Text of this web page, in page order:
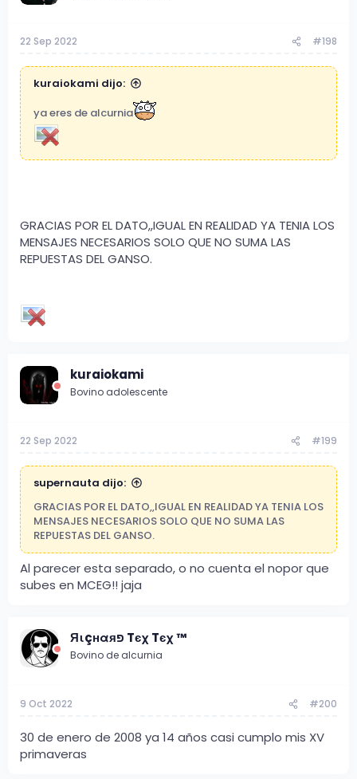
22 Sep 2022 #198
kuraiokami dijo:
ya eres de alcurnia
GRACIAS POR EL DATO,,IGUAL EN REALIDAD YA TENIA LOS
MENSAJES NECESARIOS SOLO QUE NO SUMA LAS
REPUESTAS DEL GANSO.
kuraiokami
Bovino adolescente
22 Sep 2022 #199
supernauta dijo:
GRACIAS POR EL DATO,,IGUAL EN REALIDAD YA TENIA LOS
MENSAJES NECESARIOS SOLO QUE NO SUMA LAS
REPUESTAS DEL GANSO.
Al parecer esta separado, o no cuenta el nopor que
subes en MCEG!! jaja
Яιçнαяפ Tєχ Tєχ ™
Bovino de alcurnia
9 Oct 2022 #200
30 de enero de 2008 ya 14 años casi cumplo mis XV
primaveras